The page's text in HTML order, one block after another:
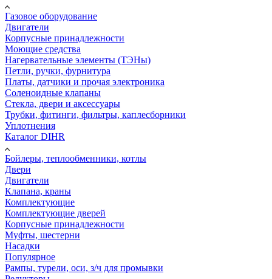
Газовое оборудование
Двигатели
Корпусные принадлежности
Моющие средства
Нагервательные элементы (ТЭНы)
Петли, ручки, фурнитура
Платы, датчики и прочая электроника
Соленоидные клапаны
Стекла, двери и аксессуары
Трубки, фитинги, фильтры, каплесборники
Уплотнения
Каталог DIHR
Бойлеры, теплообменники, котлы
Двери
Двигатели
Клапана, краны
Комплектующие
Комплектующие дверей
Корпусные принадлежности
Муфты, шестерни
Насадки
Популярное
Рампы, турели, оси, з/ч для промывки